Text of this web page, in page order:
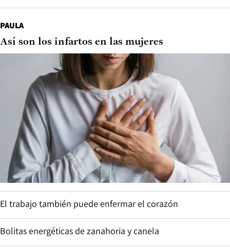
PAULA
Así son los infartos en las mujeres
El trabajo también puede enfermar el corazón
Bolitas energéticas de zanahoria y canela